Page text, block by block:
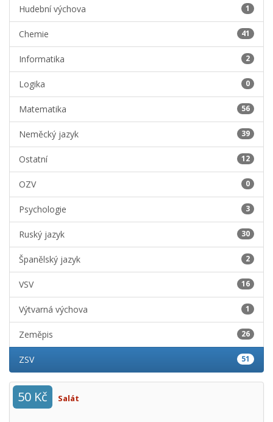
Hudební výchova 1
Chemie 41
Informatika 2
Logika 0
Matematika 56
Neměcký jazyk 39
Ostatní 12
OZV 0
Psychologie 3
Ruský jazyk 30
Španělský jazyk 2
VSV 16
Výtvarná výchova 1
Zeměpis 26
ZSV 51
50 Kč Salát